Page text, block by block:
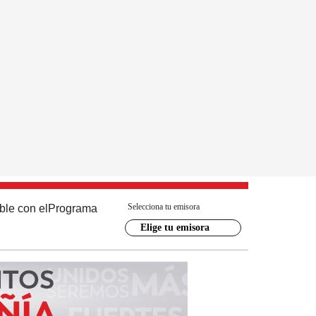
con el Programa Selecciona tu emisora
Elige tu emisora